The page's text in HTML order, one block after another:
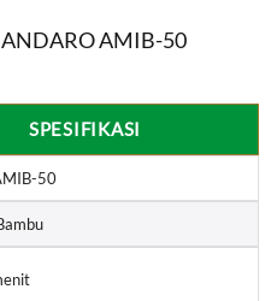
AMIB-50
SPESIFIKASI
50